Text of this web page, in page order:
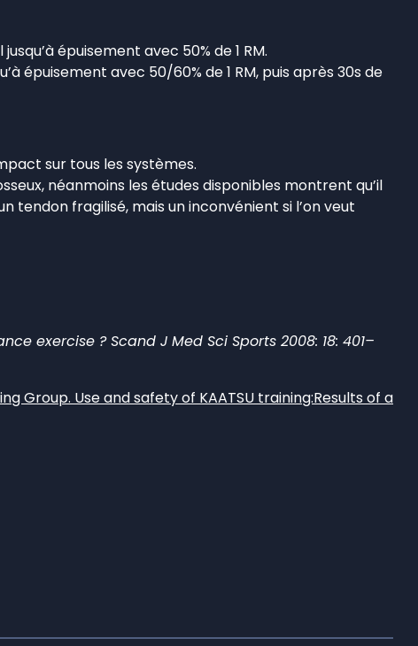
épuisement avec 50% de 1 RM.
épuisement avec 50/60% de 1 RM, puis après 30s de
sur tous les systèmes.
néanmoins les études disponibles montrent qu’il
tendon fragilisé, mais un inconvénient si l’on veut
exercise ? Scand J Med Sci Sports 2008: 18: 401–
Group. Use and safety of KAATSU training:Results of a